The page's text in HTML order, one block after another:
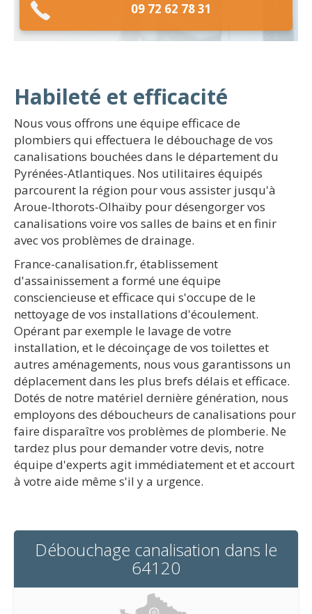
09 72 62 78 31
Habileté et efficacité
Nous vous offrons une équipe efficace de
plombiers qui effectuera le débouchage de vos
canalisations bouchées dans le département du
Pyrénées-Atlantiques. Nos utilitaires équipés
parcourent la région pour vous assister jusqu'à
Aroue-Ithorots-Olhaïby pour désengorger vos
canalisations voire vos salles de bains et en finir
avec vos problèmes de drainage.
France-canalisation.fr, établissement
d'assainissement a formé une équipe
consciencieuse et efficace qui s'occupe de le
nettoyage de vos installations d'écoulement.
Opérant par exemple le lavage de votre
installation, et le décoinçage de vos toilettes et
autres aménagements, nous vous garantissons un
déplacement dans les plus brefs délais et efficace.
Dotés de notre matériel dernière génération, nous
employons des déboucheurs de canalisations pour
faire disparaître vos problèmes de plomberie. Ne
tardez plus pour demander votre devis, notre
équipe d'experts agit immédiatement et et accourt
à votre aide même s'il y a urgence.
Débouchage canalisation dans le
64120